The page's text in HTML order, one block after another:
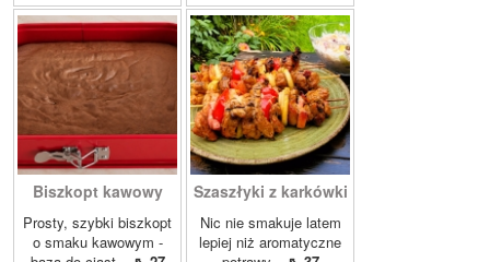
Biszkopt kawowy
Prosty, szybki biszkopt
o smaku kawowym -
Szaszłyki z karkówki
Nic nie smakuje latem
lepiej niż aromatyczne